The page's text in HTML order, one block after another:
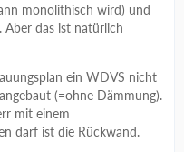
monolithisch wird) und
Aber das ist natürlich
ein WDVS nicht
(=ohne Dämmung).
mit einem
darf ist die Rückwand.